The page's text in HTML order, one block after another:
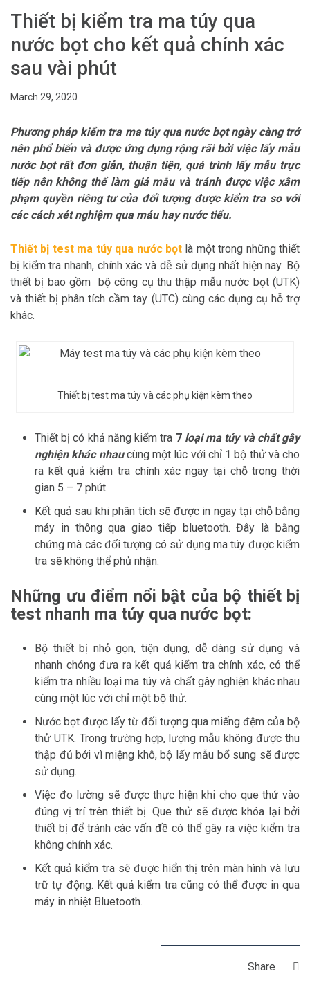
Thiết bị kiểm tra ma túy qua
nước bọt cho kết quả chính xác
sau vài phút
March 29, 2020
Phương pháp kiểm tra ma túy qua nước bọt ngày càng trở
nên phổ biến và được ứng dụng rộng rãi bởi việc lấy mẫu
nước bọt rất đơn giản, thuận tiện, quá trình lấy mẫu trực
tiếp nên không thể làm giả mẫu và tránh được việc xâm
phạm quyền riêng tư của đối tượng được kiểm tra so với
các cách xét nghiệm qua máu hay nước tiểu.
Thiết bị test ma túy qua nước bọtlà một trong những thiết
bị kiểm tra nhanh, chính xác và dễ sử dụng nhất hiện nay. Bộ
thiết bị bao gồm bộ công cụ thu thập mẫu nước bọt (UTK)
và thiết bị phân tích cầm tay (UTC) cùng các dụng cụ hỗ trợ
khác.
Thiết bị test ma túy và các phụ kiện kèm theo
Thiết bị có khả năng kiểm tra 7loại ma túy và chất gây
nghiện khác nhaucùng một lúc với chỉ 1 bộ thử và cho
ra kết quả kiểm tra chính xác ngay tại chỗ trong thời
gian 5 – 7 phút.
Kết quả sau khi phân tích sẽ được in ngay tại chỗ bằng
máy in thông qua giao tiếp bluetooth. Đây là bằng
chứng mà các đối tượng có sử dụng ma túy được kiểm
tra sẽ không thể phủ nhận.
Những ưu điểm nổi bật của bộ thiết bị
test nhanh ma túy qua nước bọt:
Bộ thiết bị nhỏ gọn, tiện dụng, dễ dàng sử dụng và
nhanh chóng đưa ra kết quả kiểm tra chính xác, có thể
kiểm tra nhiều loại ma túy và chất gây nghiện khác nhau
cùng một lúc với chỉ một bộ thử.
Nước bọt được lấy từ đối tượng qua miếng đệm của bộ
thử UTK. Trong trường hợp, lượng mẫu không được thu
thập đủ bởi vì miệng khô, bộ lấy mẫu bổ sung sẽ được
sử dụng.
Việc đo lường sẽ được thực hiện khi cho que thử vào
đúng vị trí trên thiết bị. Que thử sẽ được khóa lại bởi
thiết bị để tránh các vấn đề có thể gây ra việc kiểm tra
không chính xác.
Kết quả kiểm tra sẽ được hiển thị trên màn hình và lưu
trữ tự động. Kết quả kiểm tra cũng có thể được in qua
máy in nhiệt Bluetooth.
Share